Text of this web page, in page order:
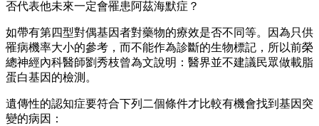
否代表他未來一定會罹患阿茲海默症？
如帶有第四型對偶基因者對藥物的療效是否不同等。因為只供
罹病機率大小的參考，而不能作為診斷的生物標記，所以前榮
總神經內科醫師劉秀枝曾為文說明：醫界並不建議民眾做載脂
蛋白基因的檢測。
遺傳性的認知症要符合下列二個條件才比較有機會找到基因突
變的病因：